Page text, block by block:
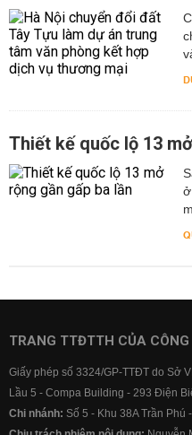
Thiết kế quốc lộ 13
TRANG TTĐTTH CỦA
Giấy phép số 3324/GP-TTĐT do Sở
Lầu 5 - Compa Building - 293 Điện
Chi nhánh: Số 5 - Khu 38A Trần Phú